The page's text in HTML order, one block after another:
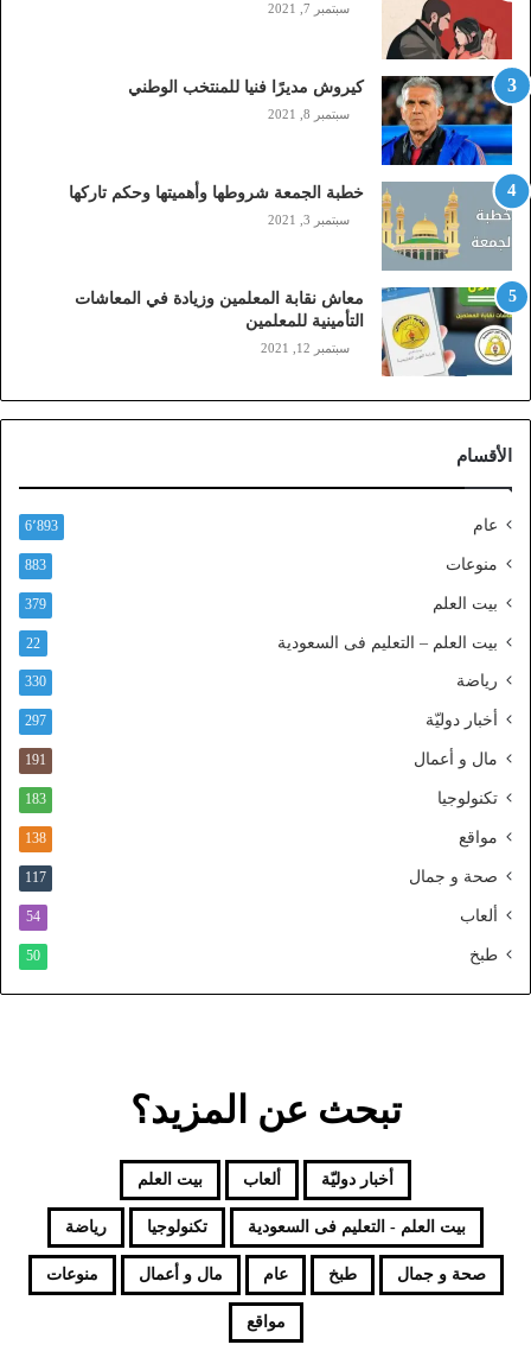
,
م
و
ب
ا
ي
ل
ي
ز
ي
ن
)
ا
ل
ف
ا
ا
ل
ط
ا
م
و
د
سبتمبر 7, 2021
كيروش مديرًا فنيا للمنتخب الوطني
سبتمبر 8, 2021
خطبة الجمعة شروطها وأهميتها وحكم تاركها
سبتمبر 3, 2021
معاش نقابة المعلمين وزيادة في المعاشات
التأمينية للمعلمين
سبتمبر 12, 2021
الأقسام
عام 6٬893
منوعات 883
بيت العلم 379
بيت العلم – التعليم فى السعودية 22
رياضة 330
أخبار دوليّة 297
مال و أعمال 191
تكنولوجيا 183
مواقع 138
صحة و جمال 117
ألعاب 54
طبخ 50
تبحث عن المزيد؟
أخبار دوليّة ألعاب بيت العلم
بيت العلم - التعليم فى السعودية تكنولوجيا رياضة
صحة و جمال طبخ عام مال و أعمال منوعات
مواقع